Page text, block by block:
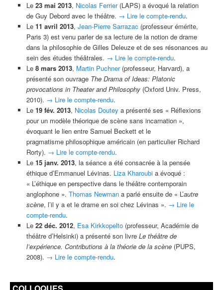
Le 23 mai 2013, Nicolas Ferrier(LAPS) a évoqué la relation
de Guy Debord avec le théâtre. → Lire le compte-rendu.
Le 11 avril 2013, Jean-Pierre Sarrazac (professeur émérite,
Paris 3) est venu parler de sa lecture de la notion de drame
dans la philosophie de Gilles Deleuze et de ses résonances au
sein des études théâtrales. → Lire le compte-rendu.
Le 8 mars 2013, Martin Puchner(professeur, Harvard), a
présenté son ouvrage The Drama of Ideas: Platonic
provocations in Theater and Philosophy (Oxford Univ. Press,
2010). → Lire le compte-rendu.
Le 19 fév. 2013, Nicolas Doutey a présenté ses « Réflexions
pour un modèle théorique de scène sans incarnation »,
évoquant le lien entre Samuel Beckett et le
pragmatisme philosophique américain (en particulier Richard
Rorty). → Lire le compte-rendu.
Le 15 janv. 2013, la séance a été consacrée à la pensée
éthique d’Emmanuel Lévinas. Liza Kharoubia évoqué :
« L’éthique en perspective dans le théâtre contemporain
anglophone ». Thomas Newmana parlé ensuite de « L’autre
scène, l’il y a et le drame en soi chez Lévinas ». → Lire le
compte-rendu.
Le 22 déc. 2012, Esa Kirkkopelto(professeur, Académie de
théâtre d’Helsinki) a présenté son livre Le théâtre de
l’expérience. Contributions à la théorie de la scène(PUPS,
2008). → Lire le compte-rendu.